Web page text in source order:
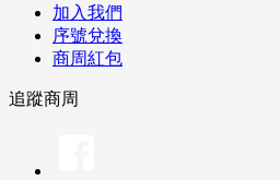
加入我們
序號兌換
商周紅包
追蹤商周